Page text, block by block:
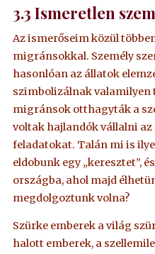
3.3Ismeretlen
Az ismerőseim közül
migránsokkal. Személy
hasonlóan az állatok
szimbolizálnak valamilyen
migránsok otthagyták a
voltak hajlandók vállalni az
feladatokat. Talán mi is
eldobunk egy „keresztet”,
országba, ahol majd
megdolgoztunk volna?
Szürke emberek a világ
halott emberek, a